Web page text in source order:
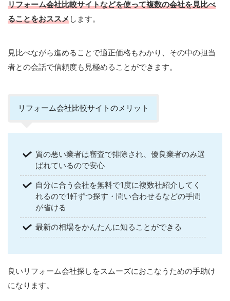
リフォーム会社比較サイトなどを使って複数の会社を見比べ
ることをおススメします。
見比べながら進めることで適正価格もわかり、その中の担当
者との会話で信頼度も見極めることができます。
リフォーム会社比較サイトのメリット
質の悪い業者は審査で排除され、優良業者のみ選
ばれているので安心
自分に合う会社を無料で1度に複数社紹介してく
れるので1軒ずつ探す・問い合わせるなどの手間
が省ける
最新の相場をかんたんに知ることができる
良いリフォーム会社探しをスムーズにおこなうための手助け
になります。